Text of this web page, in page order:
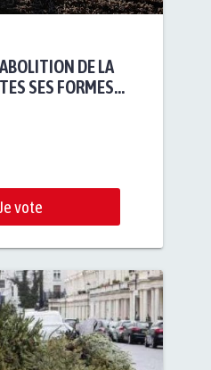
DE LA
SES FORMES
CHASSE À
vote